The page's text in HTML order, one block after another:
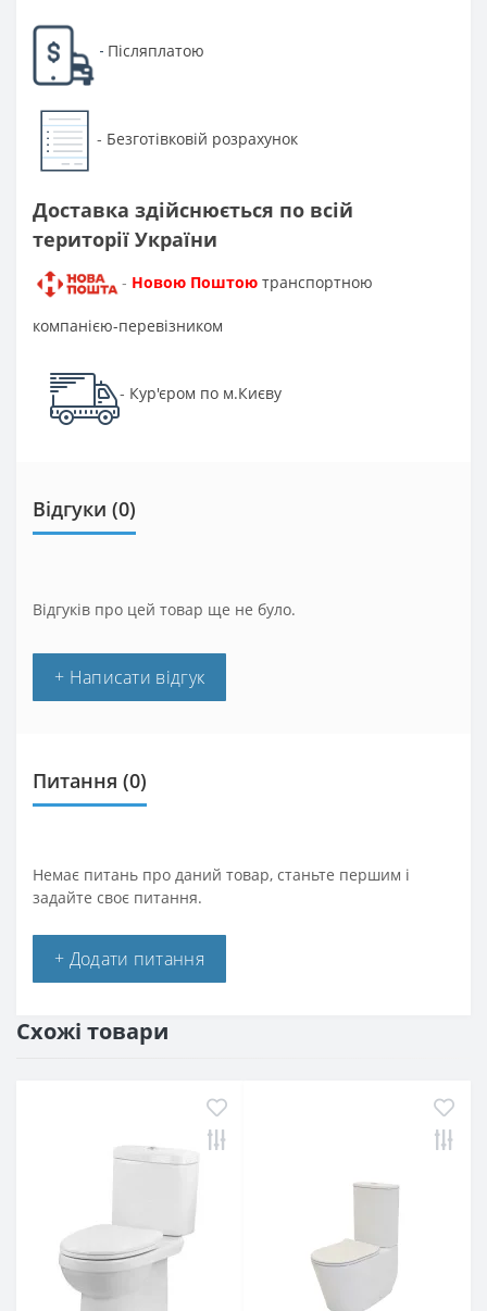
- Післяплатою
- Безготівковій розрахунок
Доставка здійснюється по всій
території України
- Новою Поштою транспортною
компанією-перевізником
- Кур'єром по м.Києву
Відгуки (0)
Відгуків про цей товар ще не було.
+ Написати відгук
Питання (0)
Немає питань про даний товар, станьте першим і
задайте своє питання.
+ Додати питання
Схожі товари